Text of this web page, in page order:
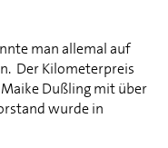
man allemal auf
Der Kilometerpreis
Dußling mit über
wurde in